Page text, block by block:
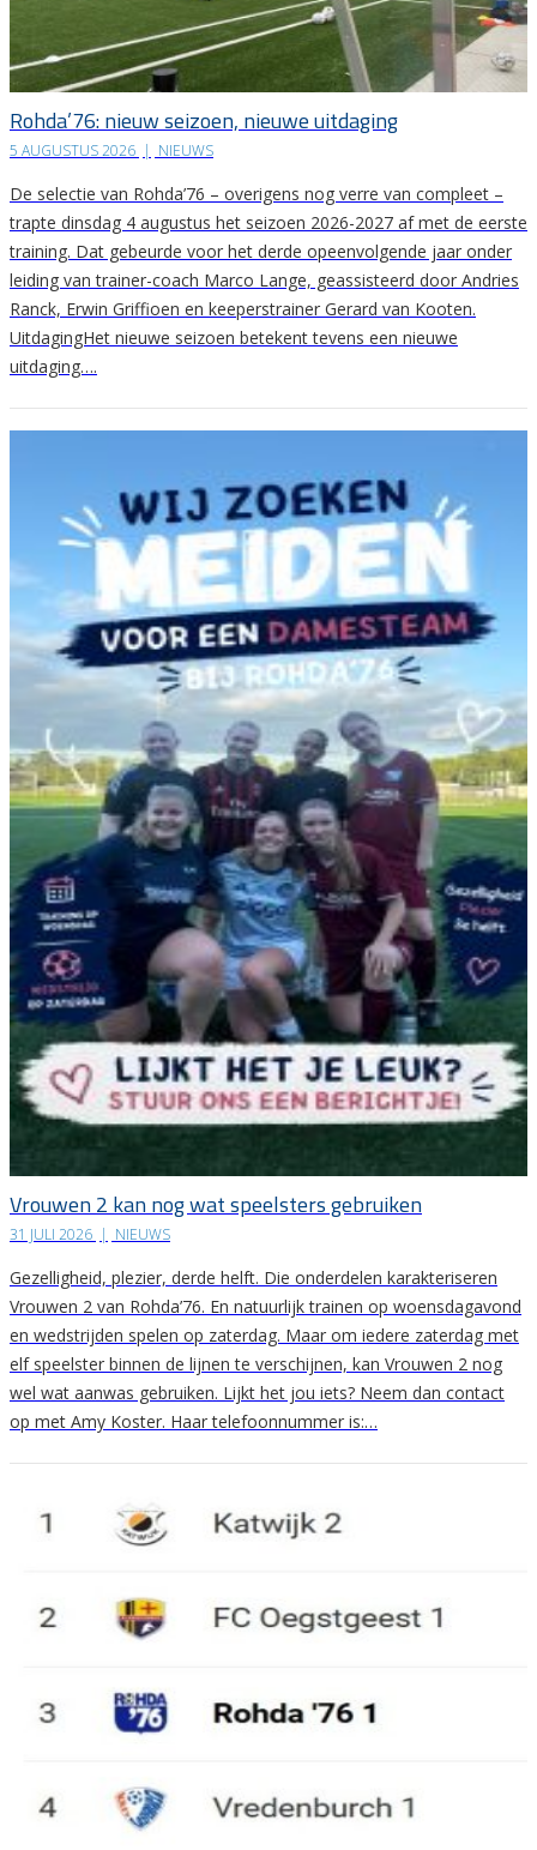
Rohda’76: nieuw seizoen, nieuwe uitdaging
5 AUGUSTUS 2026 | NIEUWS
De selectie van Rohda’76 – overigens nog verre van compleet –
trapte dinsdag 4 augustus het seizoen 2026-2027 af met de eerste
training. Dat gebeurde voor het derde opeenvolgende jaar onder
leiding van trainer-coach Marco Lange, geassisteerd door Andries
Ranck, Erwin Griffioen en keeperstrainer Gerard van Kooten.
UitdagingHet nieuwe seizoen betekent tevens een nieuwe
uitdaging….
Vrouwen 2 kan nog wat speelsters gebruiken
31 JULI 2026 | NIEUWS
Gezelligheid, plezier, derde helft. Die onderdelen karakteriseren
Vrouwen 2 van Rohda’76. En natuurlijk trainen op woensdagavond
en wedstrijden spelen op zaterdag. Maar om iedere zaterdag met
elf speelster binnen de lijnen te verschijnen, kan Vrouwen 2 nog
wel wat aanwas gebruiken. Lijkt het jou iets? Neem dan contact
op met Amy Koster. Haar telefoonnummer is:…